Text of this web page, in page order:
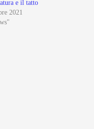
e il tatto
2021